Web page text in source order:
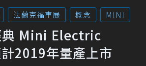
法蘭克福車展 概念 MINI
典 Mini Electric
2019年量產上市